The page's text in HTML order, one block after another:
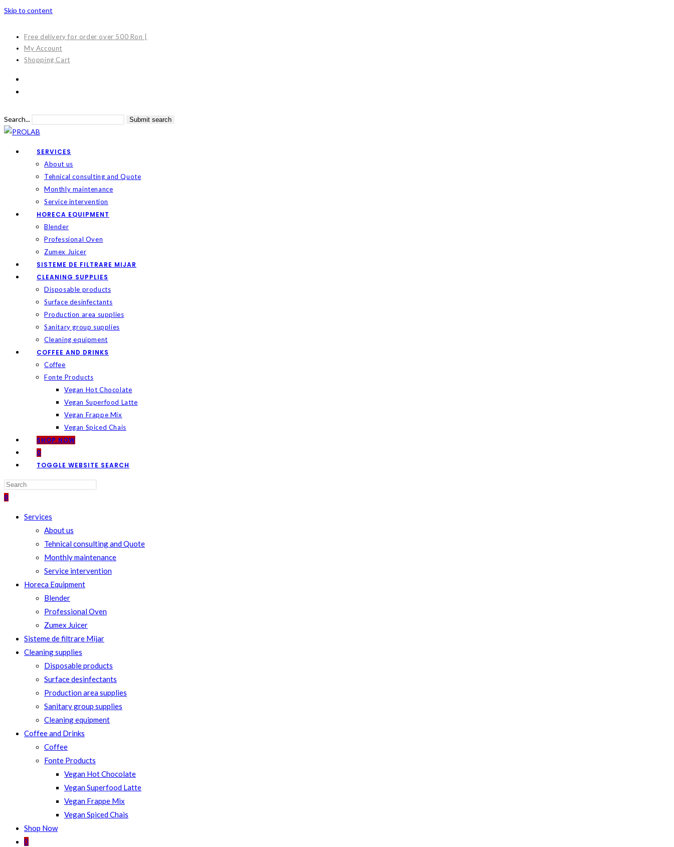
Skip to content
Free delivery for order over 500 Ron |
My Account
Shopping Cart
Search... Submit search
SERVICES
About us
Tehnical consulting and Quote
Monthly maintenance
Service intervention
HORECA EQUIPMENT
Blender
Professional Oven
Zumex Juicer
SISTEME DE FILTRARE MIJAR
CLEANING SUPPLIES
Disposable products
Surface desinfectants
Production area supplies
Sanitary group supplies
Cleaning equipment
COFFEE AND DRINKS
Coffee
Fonte Products
Vegan Hot Chocolate
Vegan Superfood Latte
Vegan Frappe Mix
Vegan Spiced Chais
SHOP NOW
0
TOGGLE WEBSITE SEARCH
0
Services
About us
Tehnical consulting and Quote
Monthly maintenance
Service intervention
Horeca Equipment
Blender
Professional Oven
Zumex Juicer
Sisteme de filtrare Mijar
Cleaning supplies
Disposable products
Surface desinfectants
Production area supplies
Sanitary group supplies
Cleaning equipment
Coffee and Drinks
Coffee
Fonte Products
Vegan Hot Chocolate
Vegan Superfood Latte
Vegan Frappe Mix
Vegan Spiced Chais
Shop Now
0